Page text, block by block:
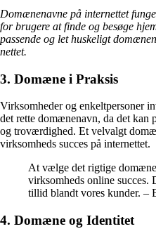
Domænenavne på internettet
for brugere at finde og besøge
passende og let huskeligt
nettet.
3. Domæne i Praksis
Virksomheder og enkeltpersoner
det rette domænenavn, da det kan
og troværdighed. Et velvalgt
virksomheds succes på internettet.
At vælge det rigtige
virksomheds online succes.
tillid blandt vores kunder. –
4. Domæne og Identitet